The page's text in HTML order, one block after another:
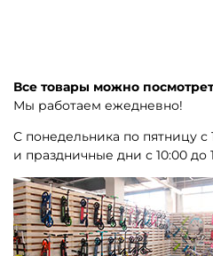
Все товары можно
Мы работаем ежедневно!
С понедельника по пятницу с
и праздничные дни с 10:00 до